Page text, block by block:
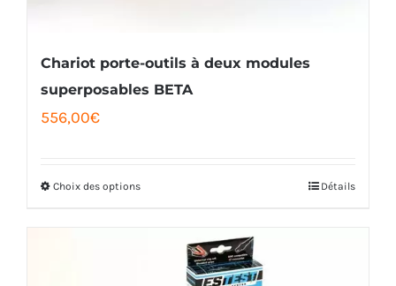
Chariot porte-outils à deux modules
superposables BETA
556,00€
Choix des options Ce
plusieurs
Détails